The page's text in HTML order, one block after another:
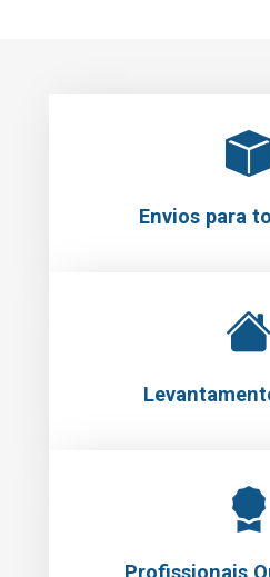
Envios para
Profissionais